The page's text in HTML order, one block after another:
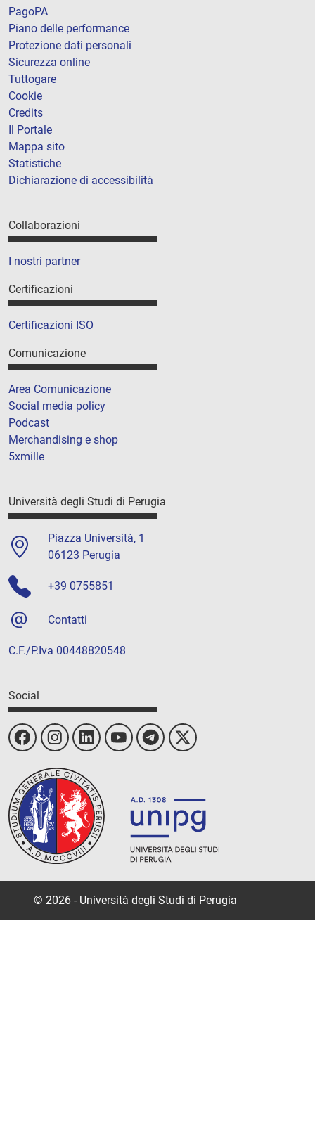
PagoPA
Piano delle performance
Protezione dati personali
Sicurezza online
Tuttogare
Cookie
Credits
Il Portale
Mappa sito
Statistiche
Dichiarazione di accessibilità
Collaborazioni
I nostri partner
Certificazioni
Certificazioni ISO
Comunicazione
Area Comunicazione
Social media policy
Podcast
Merchandising e shop
5xmille
Università degli Studi di Perugia
Piazza Università, 1
06123 Perugia
+39 0755851
Contatti
C.F./P.Iva 00448820548
Social
© 2026 - Università degli Studi di Perugia